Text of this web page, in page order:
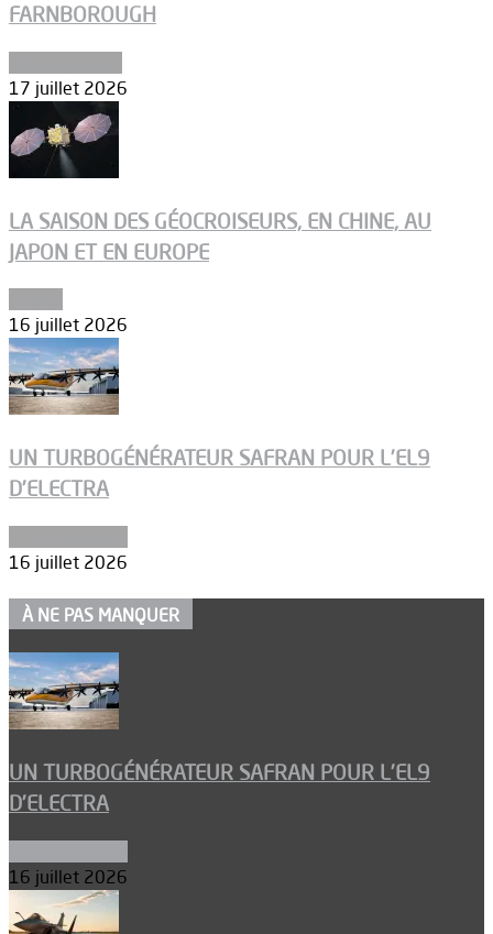
FARNBOROUGH
17 juillet 2026
LA SAISON DES GÉOCROISEURS, EN CHINE, AU
JAPON ET EN EUROPE
16 juillet 2026
UN TURBOGÉNÉRATEUR SAFRAN POUR L’EL9
D’ELECTRA
16 juillet 2026
À NE PAS MANQUER
UN TURBOGÉNÉRATEUR SAFRAN POUR L’EL9
D’ELECTRA
16 juillet 2026